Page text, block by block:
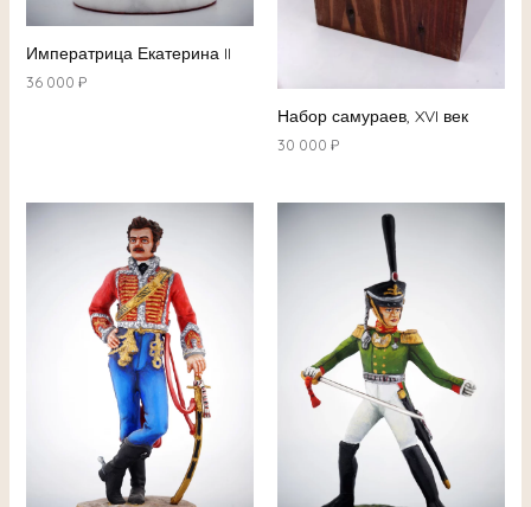
Императрица Екатерина II
36 000 ₽
Набор самураев, XVI век
30 000 ₽